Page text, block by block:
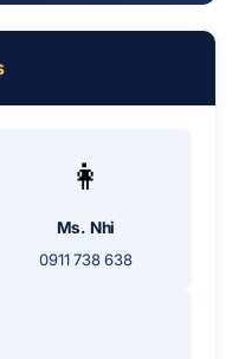
👩
Ms. Nhi
0911 738 638